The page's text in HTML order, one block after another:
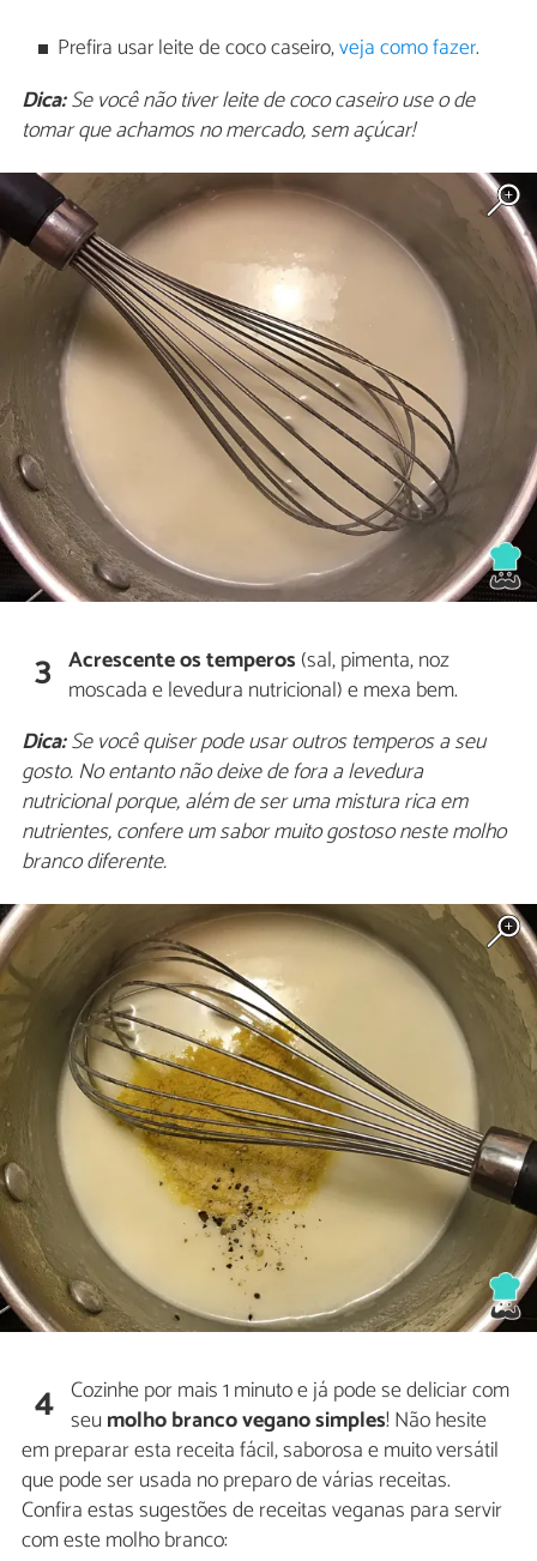
Prefira usar leite de coco caseiro,veja como fazer.
Dica:Se você não tiver leite de coco caseiro use o de
tomar que achamos no mercado, sem açúcar!
3 Acrescente os temperos (sal, pimenta, noz
moscada e levedura nutricional) e mexa bem.
Dica:Se você quiser pode usar outros temperos a seu
gosto. No entanto não deixe de fora a levedura
nutricional porque, além de ser uma mistura rica em
nutrientes, confere um sabor muito gostoso neste molho
branco diferente.
4 Cozinhe por mais 1 minuto e já pode se deliciar com
seumolho branco vegano simples! Não hesite
em preparar esta receita fácil, saborosa e muito versátil
que pode ser usada no preparo de várias receitas.
Confira estas sugestões de receitas veganas para servir
com este molho branco: